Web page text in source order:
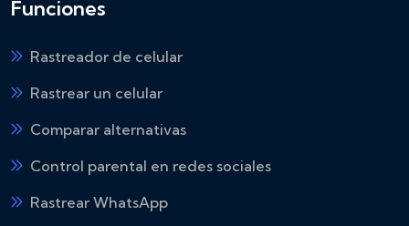
Funciones
Rastreador de celular
Rastrear un celular
Comparar alternativas
Control parental en redes sociales
Rastrear WhatsApp